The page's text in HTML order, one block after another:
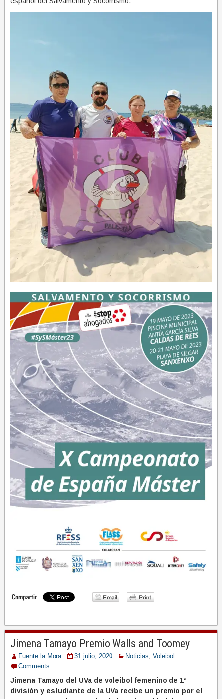
Jimena Tamayo Premio Walls and Toomey
Fuente la Mora 31 julio, 2020 Noticias, Voleibol
Comments
Jimena Tamayo del UVa de voleibol femenino de 1ª
división y estudiante de la UVa recibe un premio por el